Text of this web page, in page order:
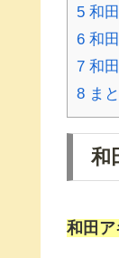
5 和
6 和
7 和
8 ま
和
和田ア